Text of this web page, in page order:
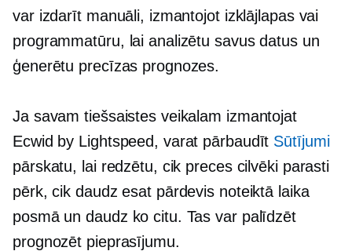
var izdarīt manuāli, izmantojot izklājlapas vai
programmatūru, lai analizētu savus datus un
ģenerētu precīzas prognozes.
Ja savam tiešsaistes veikalam izmantojat
Ecwid by Lightspeed, varat pārbaudīt Sūtījumi
pārskatu, lai redzētu, cik preces cilvēki parasti
pērk, cik daudz esat pārdevis noteiktā laika
posmā un daudz ko citu. Tas var palīdzēt
prognozēt pieprasījumu.